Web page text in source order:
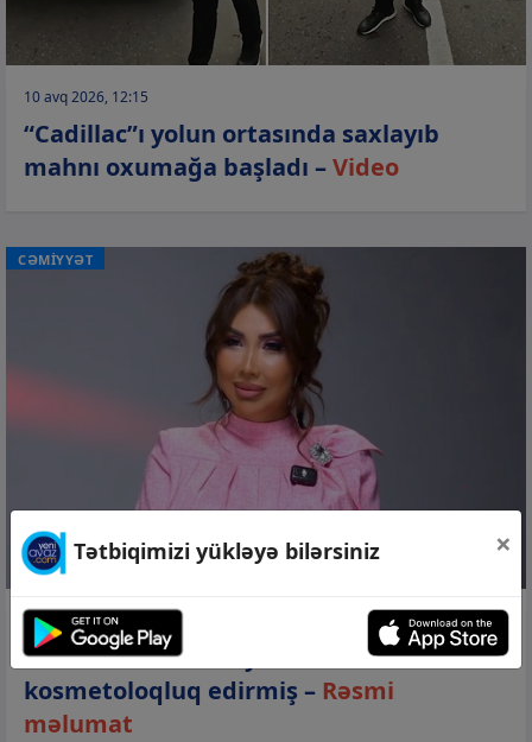
10 avq 2026, 12:15
“Cadillac”ı yolun ortasında saxlayıb
mahnı oxumağa başladı –Video
CƏMİYYƏT
10 avq 2026, 11:25
Elnarə Canlı lisenziyası olmadan
kosmetoloqluq edirmiş – Rəsmi
məlumat
Tətbiqimizi yükləyə bilərsiniz ×